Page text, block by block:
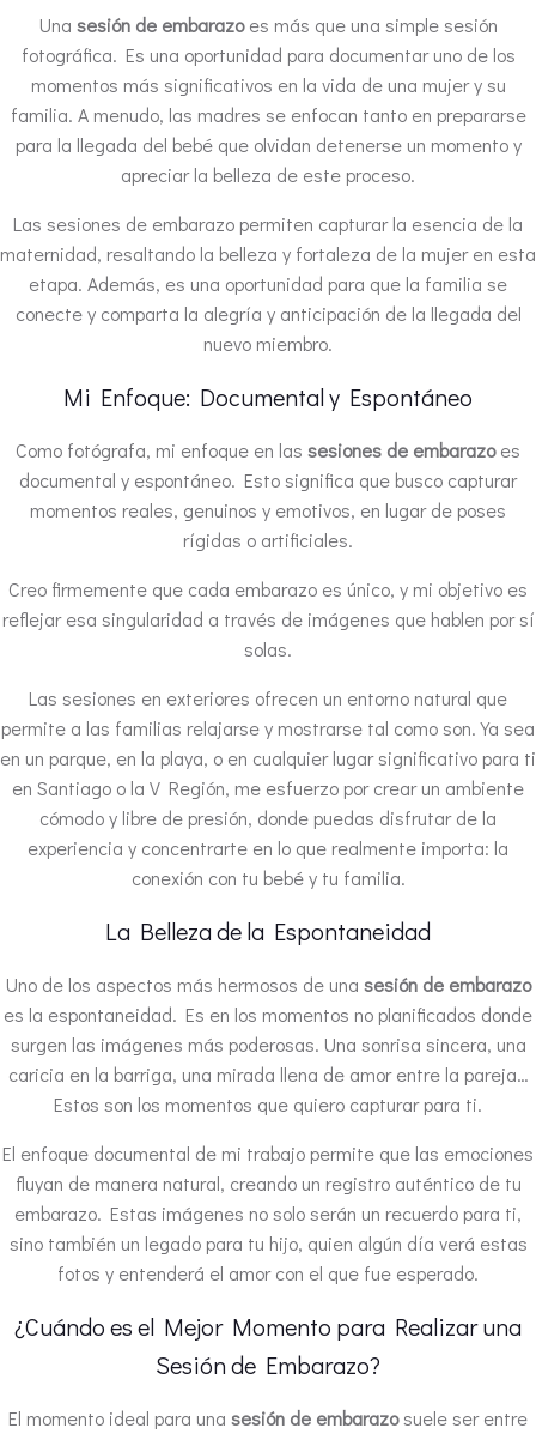
Una sesión de embarazoes más que una simple sesión
fotográfica. Es una oportunidad para documentar uno de los
momentos más significativos en la vida de una mujer y su
familia. A menudo, las madres se enfocan tanto en prepararse
para la llegada del bebé que olvidan detenerse un momento y
apreciar la belleza de este proceso.
Las sesiones de embarazo permiten capturar la esencia de la
maternidad, resaltando la belleza y fortaleza de la mujer en esta
etapa. Además, es una oportunidad para que la familia se
conecte y comparta la alegría y anticipación de la llegada del
nuevo miembro.
Mi Enfoque: Documental y Espontáneo
Como fotógrafa, mi enfoque en las sesiones de embarazoes
documental y espontáneo. Esto significa que busco capturar
momentos reales, genuinos y emotivos, en lugar de poses
rígidas o artificiales.
Creo firmemente que cada embarazo es único, y mi objetivo es
reflejar esa singularidad a través de imágenes que hablen por sí
solas.
Las sesiones en exteriores ofrecen un entorno natural que
permite a las familias relajarse y mostrarse tal como son. Ya sea
en un parque, en la playa, o en cualquier lugar significativo para ti
en Santiago o la V Región, me esfuerzo por crear un ambiente
cómodo y libre de presión, donde puedas disfrutar de la
experiencia y concentrarte en lo que realmente importa: la
conexión con tu bebé y tu familia.
La Belleza de la Espontaneidad
Uno de los aspectos más hermosos de una sesión de embarazo
es la espontaneidad. Es en los momentos no planificados donde
surgen las imágenes más poderosas. Una sonrisa sincera, una
caricia en la barriga, una mirada llena de amor entre la pareja…
Estos son los momentos que quiero capturar para ti.
El enfoque documental de mi trabajo permite que las emociones
fluyan de manera natural, creando un registro auténtico de tu
embarazo. Estas imágenes no solo serán un recuerdo para ti,
sino también un legado para tu hijo, quien algún día verá estas
fotos y entenderá el amor con el que fue esperado.
¿Cuándo es el Mejor Momento para Realizar una
Sesión de Embarazo?
El momento ideal para una sesión de embarazosuele ser entre